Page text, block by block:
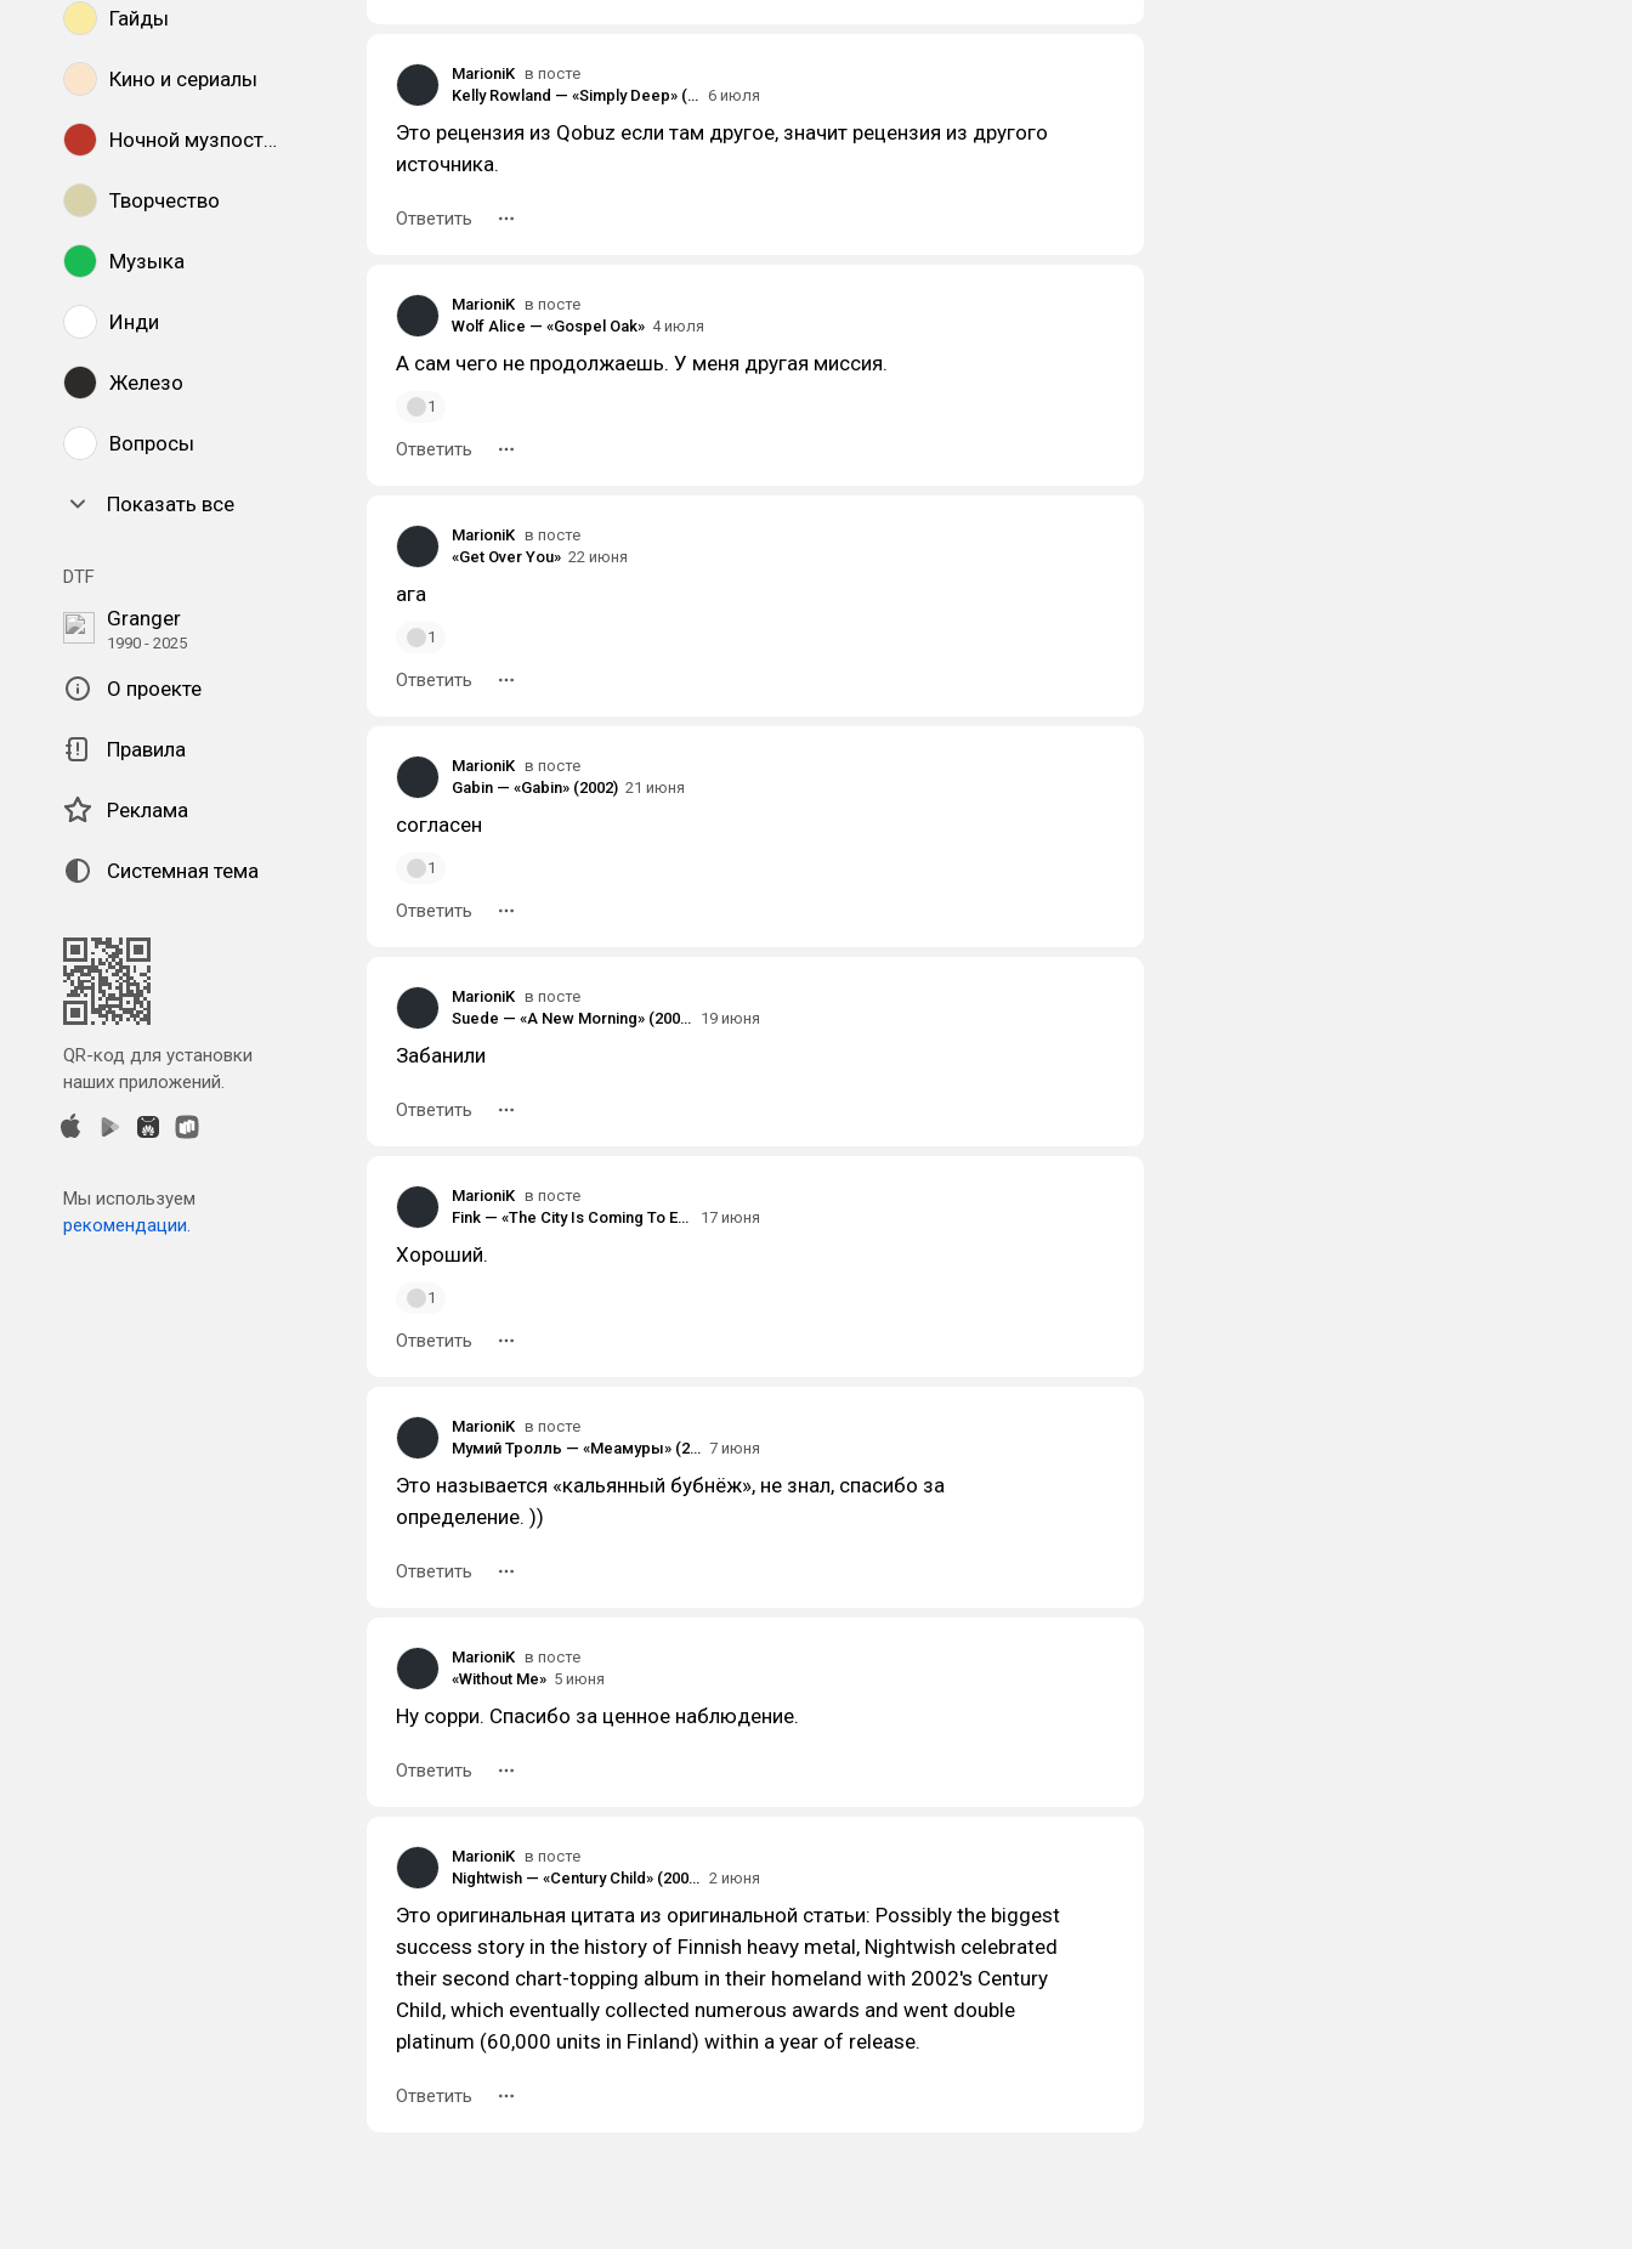
Гайды
Кино и сериалы
Ночной музпостинг
Творчество
Музыка
Инди
Железо
Вопросы
Показать все
DTF
Granger
1990 - 2025
О проекте
Правила
Реклама
Системная тема
QR-код для установки
наших приложений.
Мы используем
рекомендации.
MarioniK в посте
Kelly Rowland — «Simply Deep» (2002) [qobuz] 6 июля
Это рецензия из Qobuz если там другое, значит рецензия из другого
источника.
Ответить
MarioniK в посте
Wolf Alice — «Gospel Oak» 4 июля
А сам чего не продолжаешь. У меня другая миссия.
1
Ответить
MarioniK в посте
«Get Over You» 22 июня
ага
1
Ответить
MarioniK в посте
Gabin — «Gabin» (2002) 21 июня
согласен
1
Ответить
MarioniK в посте
Suede — «A New Morning» (2002) [qobuz] 19 июня
Забанили
Ответить
MarioniK в посте
Fink — «The City Is Coming To Erase It All» (2026) [musicomh]
17 июня
Хороший.
1
Ответить
MarioniK в посте
Мумий Тролль — «Меамуры» (2002) 7 июня
Это называется «кальянный бубнёж», не знал, спасибо за
определение. ))
Ответить
MarioniK в посте
«Without Me» 5 июня
Ну сорри. Спасибо за ценное наблюдение.
Ответить
MarioniK в посте
Nightwish — «Century Child» (2002) [qobuz] 2 июня
Это оригинальная цитата из оригинальной статьи: Possibly the biggest
success story in the history of Finnish heavy metal, Nightwish celebrated
their second chart-topping album in their homeland with 2002's Century
Child, which eventually collected numerous awards and went double
platinum (60,000 units in Finland) within a year of release.
Ответить